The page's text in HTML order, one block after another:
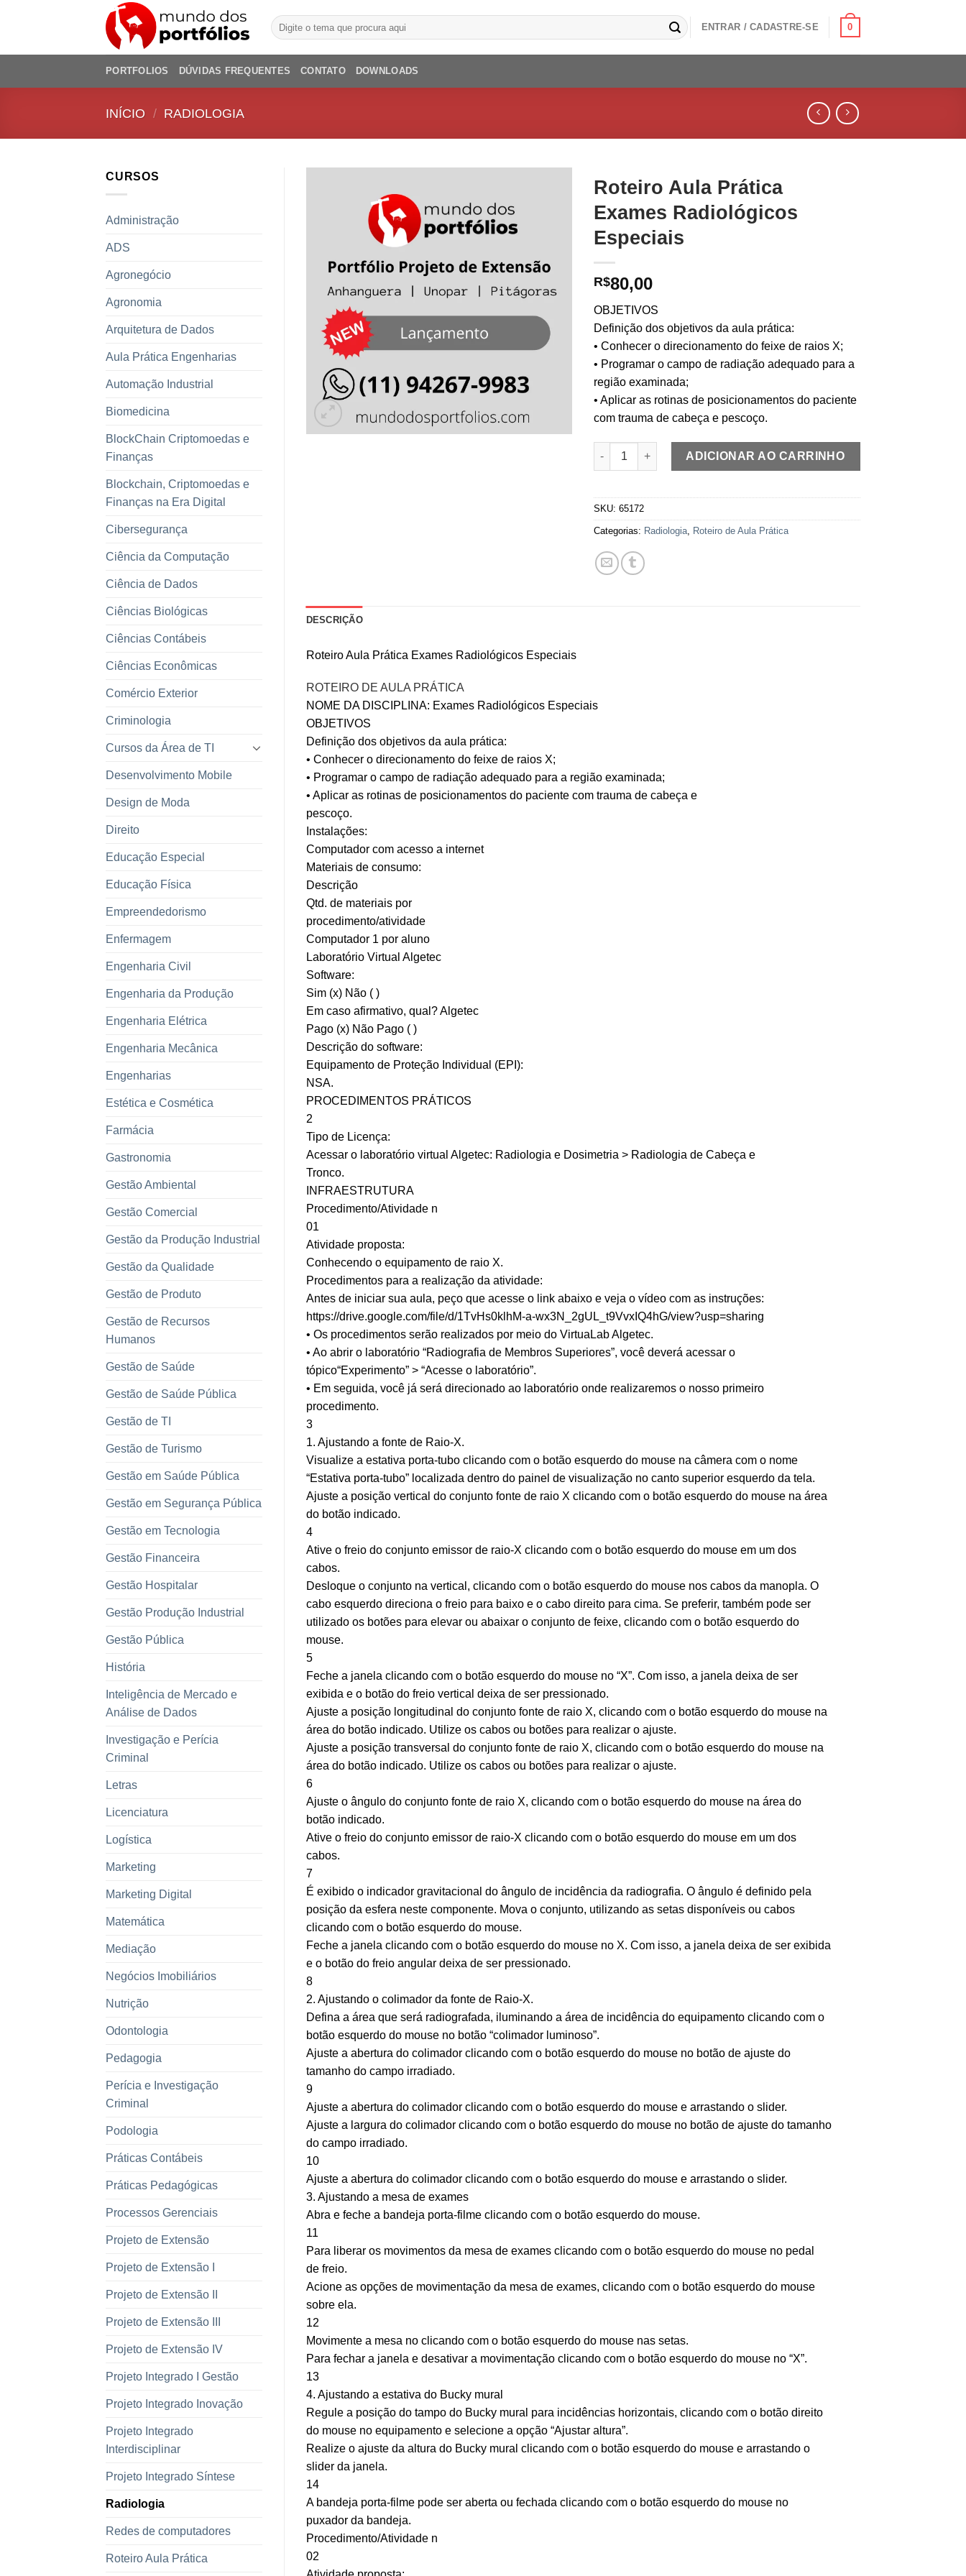
Pesquisar
por:
ENTRAR / CADASTRE-SE 0
PORTFOLIOS DÚVIDAS FREQUENTES CONTATO DOWNLOADS
INÍCIO / RADIOLOGIA
CURSOS
Administração
ADS
Agronegócio
Agronomia
Arquitetura de Dados
Aula Prática Engenharias
Automação Industrial
Biomedicina
BlockChain Criptomoedas e
Finanças
Blockchain, Criptomoedas e
Finanças na Era Digital
Cibersegurança
Ciência da Computação
Ciência de Dados
Ciências Biológicas
Ciências Contábeis
Ciências Econômicas
Comércio Exterior
Criminologia
Cursos da Área de TI
Desenvolvimento Mobile
Design de Moda
Direito
Educação Especial
Educação Física
Empreendedorismo
Enfermagem
Engenharia Civil
Engenharia da Produção
Engenharia Elétrica
Engenharia Mecânica
Engenharias
Estética e Cosmética
Farmácia
Gastronomia
Gestão Ambiental
Gestão Comercial
Gestão da Produção Industrial
Gestão da Qualidade
Gestão de Produto
Gestão de Recursos
Humanos
Gestão de Saúde
Gestão de Saúde Pública
Gestão de TI
Gestão de Turismo
Gestão em Saúde Pública
Gestão em Segurança Pública
Gestão em Tecnologia
Gestão Financeira
Gestão Hospitalar
Gestão Produção Industrial
Gestão Pública
História
Inteligência de Mercado e
Análise de Dados
Investigação e Perícia
Criminal
Letras
Licenciatura
Logística
Marketing
Marketing Digital
Matemática
Mediação
Negócios Imobiliários
Nutrição
Odontologia
Pedagogia
Perícia e Investigação
Criminal
Podologia
Práticas Contábeis
Práticas Pedagógicas
Processos Gerenciais
Projeto de Extensão
Projeto de Extensão I
Projeto de Extensão II
Projeto de Extensão III
Projeto de Extensão IV
Projeto Integrado I Gestão
Projeto Integrado Inovação
Projeto Integrado
Interdisciplinar
Projeto Integrado Síntese
Radiologia
Redes de computadores
Roteiro Aula Prática
Roteiro Aula Prática
Exames Radiológicos
Especiais
R$80,00
OBJETIVOS
Definição dos objetivos da aula prática:
• Conhecer o direcionamento do feixe de raios X;
• Programar o campo de radiação adequado para a
região examinada;
• Aplicar as rotinas de posicionamentos do paciente
com trauma de cabeça e pescoço.
Roteiro Aula Prática Exames Radiológicos Especiais quantidade
ADICIONAR AO CARRINHO
SKU:65172
Categorias: Radiologia Roteiro de Aula Prática
DESCRIÇÃO
Roteiro Aula Prática Exames Radiológicos Especiais
ROTEIRO DE AULA PRÁTICA
NOME DA DISCIPLINA: Exames Radiológicos Especiais
OBJETIVOS
Definição dos objetivos da aula prática:
• Conhecer o direcionamento do feixe de raios X;
• Programar o campo de radiação adequado para a região examinada;
• Aplicar as rotinas de posicionamentos do paciente com trauma de cabeça e
pescoço.
Instalações:
Computador com acesso a internet
Materiais de consumo:
Descrição
Qtd. de materiais por
procedimento/atividade
Computador 1 por aluno
Laboratório Virtual Algetec
Software:
Sim (x) Não ( )
Em caso afirmativo, qual? Algetec
Pago (x) Não Pago ( )
Descrição do software:
Equipamento de Proteção Individual (EPI):
NSA.
PROCEDIMENTOS PRÁTICOS
2
Tipo de Licença:
Acessar o laboratório virtual Algetec: Radiologia e Dosimetria > Radiologia de Cabeça e
Tronco.
INFRAESTRUTURA
Procedimento/Atividade n
01
Atividade proposta:
Conhecendo o equipamento de raio X.
Procedimentos para a realização da atividade:
Antes de iniciar sua aula, peço que acesse o link abaixo e veja o vídeo com as instruções:
https://drive.google.com/file/d/1TvHs0klhM-a-wx3N_2gUL_t9VvxIQ4hG/view?usp=sharing
• Os procedimentos serão realizados por meio do VirtuaLab Algetec.
• Ao abrir o laboratório “Radiografia de Membros Superiores”, você deverá acessar o
tópico“Experimento” > “Acesse o laboratório”.
• Em seguida, você já será direcionado ao laboratório onde realizaremos o nosso primeiro
procedimento.
3
1. Ajustando a fonte de Raio-X.
Visualize a estativa porta-tubo clicando com o botão esquerdo do mouse na câmera com o nome
“Estativa porta-tubo” localizada dentro do painel de visualização no canto superior esquerdo da tela.
Ajuste a posição vertical do conjunto fonte de raio X clicando com o botão esquerdo do mouse na área
do botão indicado.
4
Ative o freio do conjunto emissor de raio-X clicando com o botão esquerdo do mouse em um dos
cabos.
Desloque o conjunto na vertical, clicando com o botão esquerdo do mouse nos cabos da manopla. O
cabo esquerdo direciona o freio para baixo e o cabo direito para cima. Se preferir, também pode ser
utilizado os botões para elevar ou abaixar o conjunto de feixe, clicando com o botão esquerdo do
mouse.
5
Feche a janela clicando com o botão esquerdo do mouse no “X”. Com isso, a janela deixa de ser
exibida e o botão do freio vertical deixa de ser pressionado.
Ajuste a posição longitudinal do conjunto fonte de raio X, clicando com o botão esquerdo do mouse na
área do botão indicado. Utilize os cabos ou botões para realizar o ajuste.
Ajuste a posição transversal do conjunto fonte de raio X, clicando com o botão esquerdo do mouse na
área do botão indicado. Utilize os cabos ou botões para realizar o ajuste.
6
Ajuste o ângulo do conjunto fonte de raio X, clicando com o botão esquerdo do mouse na área do
botão indicado.
Ative o freio do conjunto emissor de raio-X clicando com o botão esquerdo do mouse em um dos
cabos.
7
É exibido o indicador gravitacional do ângulo de incidência da radiografia. O ângulo é definido pela
posição da esfera neste componente. Mova o conjunto, utilizando as setas disponíveis ou cabos
clicando com o botão esquerdo do mouse.
Feche a janela clicando com o botão esquerdo do mouse no X. Com isso, a janela deixa de ser exibida
e o botão do freio angular deixa de ser pressionado.
8
2. Ajustando o colimador da fonte de Raio-X.
Defina a área que será radiografada, iluminando a área de incidência do equipamento clicando com o
botão esquerdo do mouse no botão “colimador luminoso”.
Ajuste a abertura do colimador clicando com o botão esquerdo do mouse no botão de ajuste do
tamanho do campo irradiado.
9
Ajuste a abertura do colimador clicando com o botão esquerdo do mouse e arrastando o slider.
Ajuste a largura do colimador clicando com o botão esquerdo do mouse no botão de ajuste do tamanho
do campo irradiado.
10
Ajuste a abertura do colimador clicando com o botão esquerdo do mouse e arrastando o slider.
3. Ajustando a mesa de exames
Abra e feche a bandeja porta-filme clicando com o botão esquerdo do mouse.
11
Para liberar os movimentos da mesa de exames clicando com o botão esquerdo do mouse no pedal
de freio.
Acione as opções de movimentação da mesa de exames, clicando com o botão esquerdo do mouse
sobre ela.
12
Movimente a mesa no clicando com o botão esquerdo do mouse nas setas.
Para fechar a janela e desativar a movimentação clicando com o botão esquerdo do mouse no “X”.
13
4. Ajustando a estativa do Bucky mural
Regule a posição do tampo do Bucky mural para incidências horizontais, clicando com o botão direito
do mouse no equipamento e selecione a opção “Ajustar altura”.
Realize o ajuste da altura do Bucky mural clicando com o botão esquerdo do mouse e arrastando o
slider da janela.
14
A bandeja porta-filme pode ser aberta ou fechada clicando com o botão esquerdo do mouse no
puxador da bandeja.
Procedimento/Atividade n
02